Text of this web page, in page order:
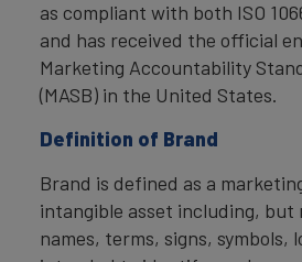
as compliant with both ISO
and has received the official
Marketing Accountability
(MASB) in the United States.
Definition of Brand
Brand is defined as a
intangible asset including, but
names, terms, signs, symbols,